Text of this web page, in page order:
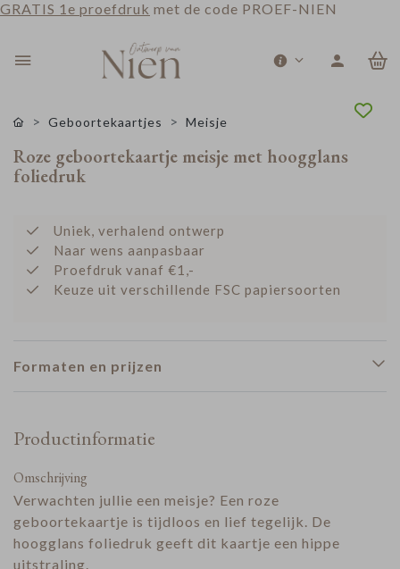
GRATIS 1e proefdruk met de code PROEF-NIEN
Geboortekaartjes Meisje
Roze geboortekaartje meisje met hoogglans
foliedruk
Uniek, verhalend ontwerp
Naar wens aanpasbaar
Proefdruk vanaf €1,-
Keuze uit verschillende FSC papiersoorten
Formaten en prijzen
Productinformatie
Omschrijving
Verwachten jullie een meisje? Een roze
geboortekaartje is tijdloos en lief tegelijk. De
hoogglans foliedruk geeft dit kaartje een hippe
uitstraling.